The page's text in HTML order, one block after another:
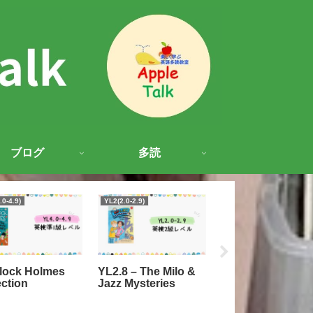
ブログ 多読
4.9)
Holmes
YL2(2.0-2.9)
YL2.8 – The Milo &
Jazz Mysteries